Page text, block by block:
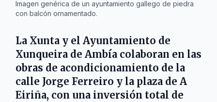
Imagen genérica de un ayuntamiento gallego de piedra
con balcón ornamentado.
La Xunta y el Ayuntamiento de
Xunqueira de Ambía colaboran en las
obras de acondicionamiento de la
calle Jorge Ferreiro y la plaza de A
Eiriña, con una inversión total de